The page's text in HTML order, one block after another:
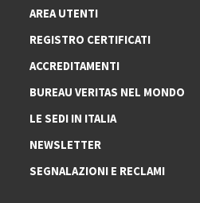
AREA UTENTI
REGISTRO CERTIFICATI
ACCREDITAMENTI
BUREAU VERITAS NEL MONDO
LE SEDI IN ITALIA
NEWSLETTER
SEGNALAZIONI E RECLAMI